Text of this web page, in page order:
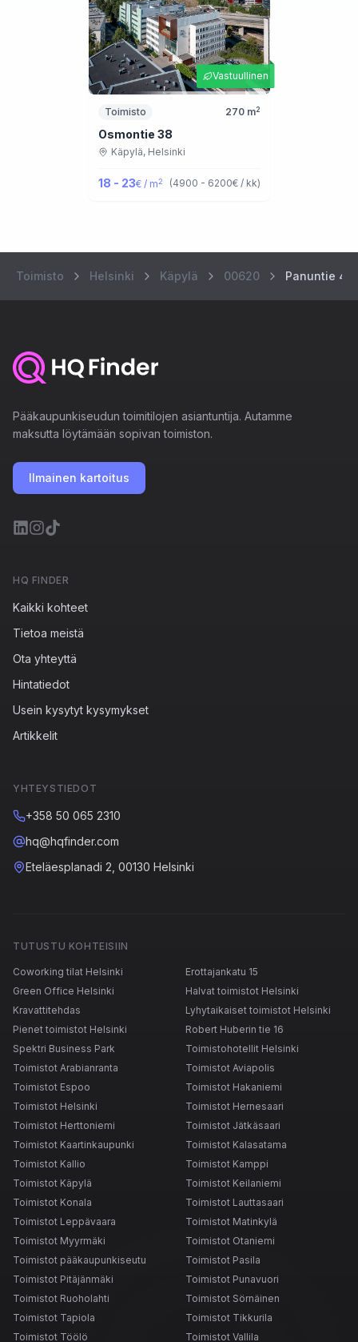
Vastuullinen
Toimisto 270m2
Osmontie 38
Käpylä, Helsinki
18 - 23€ / m2 (4900 - 6200€ / kk)
Toimisto Helsinki Käpylä 00620 Panuntie 4
Pääkaupunkiseudun toimitilojen asiantuntija. Autamme
maksutta löytämään sopivan toimiston.
Ilmainen kartoitus
HQ FINDER
Kaikki kohteet
Tietoa meistä
Ota yhteyttä
Hintatiedot
Usein kysytyt kysymykset
Artikkelit
YHTEYSTIEDOT
+358 50 065 2310
hq@hqfinder.com
Eteläesplanadi 2, 00130 Helsinki
TUTUSTU KOHTEISIIN
Coworking tilat Helsinki
Erottajankatu 15
Green Office Helsinki
Halvat toimistot Helsinki
Kravattitehdas
Lyhytaikaiset toimistot Helsinki
Pienet toimistot Helsinki
Robert Huberin tie 16
Spektri Business Park
Toimistohotellit Helsinki
Toimistot Arabianranta
Toimistot Aviapolis
Toimistot Espoo
Toimistot Hakaniemi
Toimistot Helsinki
Toimistot Hernesaari
Toimistot Herttoniemi
Toimistot Jätkäsaari
Toimistot Kaartinkaupunki
Toimistot Kalasatama
Toimistot Kallio
Toimistot Kamppi
Toimistot Käpylä
Toimistot Keilaniemi
Toimistot Konala
Toimistot Lauttasaari
Toimistot Leppävaara
Toimistot Matinkylä
Toimistot Myyrmäki
Toimistot Otaniemi
Toimistot pääkaupunkiseutu
Toimistot Pasila
Toimistot Pitäjänmäki
Toimistot Punavuori
Toimistot Ruoholahti
Toimistot Sörnäinen
Toimistot Tapiola
Toimistot Tikkurila
Toimistot Töölö
Toimistot Vallila